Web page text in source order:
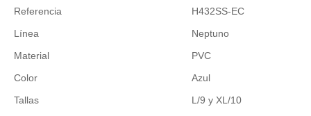
Referencia
H432SS-EC
Línea
Neptuno
Material
PVC
Color
Azul
Tallas
L/9 y XL/10